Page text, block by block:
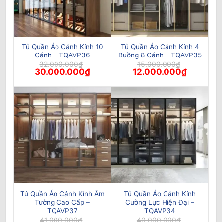
Tủ Quần Áo Cánh Kính 10
Cánh – TQAVP36
32.000.000₫
Giá
gốc
là:
32.000.000₫.
30.000.000₫Giá
hiện
tại
là:
30.000.000₫.
Tủ Quần Áo Cánh Kính 4
Buồng 8 Cánh – TQAVP35
15.000.000₫
Giá
gốc
là:
12.000.000₫Giá
tại
Tủ Quần Áo Cánh Kính Âm
Tường Cao Cấp –
TQAVP37
41.000.000₫
Tủ Quần Áo Cánh Kính
Cường Lực Hiện Đại –
TQAVP34
40.000.000₫